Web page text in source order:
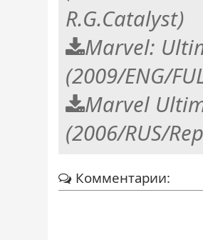
R.G.Catalyst)
Marvel:
(2009/ENG/
Marvel
(2006/RUS/
Комментарии: